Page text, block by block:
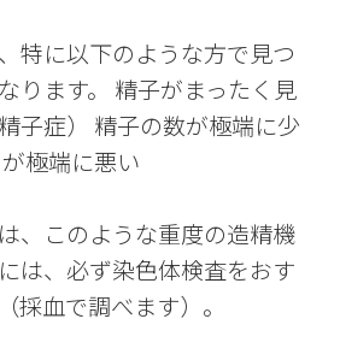
特に以下のような方で見つ
ります。 精子がまったく見
子症） 精子の数が極端に少
極端に悪い
、このような重度の造精機
は、必ず染色体検査をおす
採血で調べます）。